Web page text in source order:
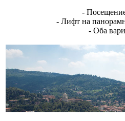
-
- Лифт на
- Оба